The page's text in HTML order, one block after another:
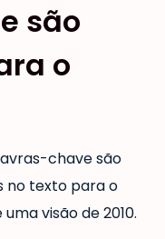
são
o
chave são
no texto para o
visão de 2010.